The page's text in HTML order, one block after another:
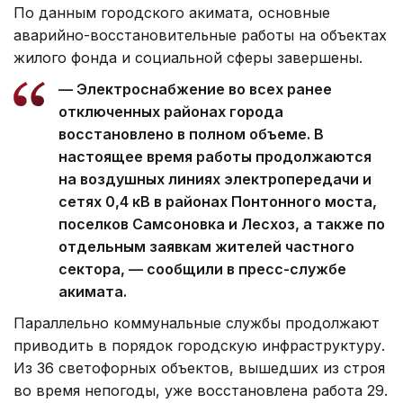
По данным городского акимата, основные
аварийно-восстановительные работы на объектах
жилого фонда и социальной сферы завершены.
— Электроснабжение во всех ранее
отключенных районах города
восстановлено в полном объеме. В
настоящее время работы продолжаются
на воздушных линиях электропередачи и
сетях 0,4 кВ в районах Понтонного моста,
поселков Самсоновка и Лесхоз, а также по
отдельным заявкам жителей частного
сектора, — сообщили в пресс-службе
акимата.
Параллельно коммунальные службы продолжают
приводить в порядок городскую инфраструктуру.
Из 36 светофорных объектов, вышедших из строя
во время непогоды, уже восстановлена работа 29.